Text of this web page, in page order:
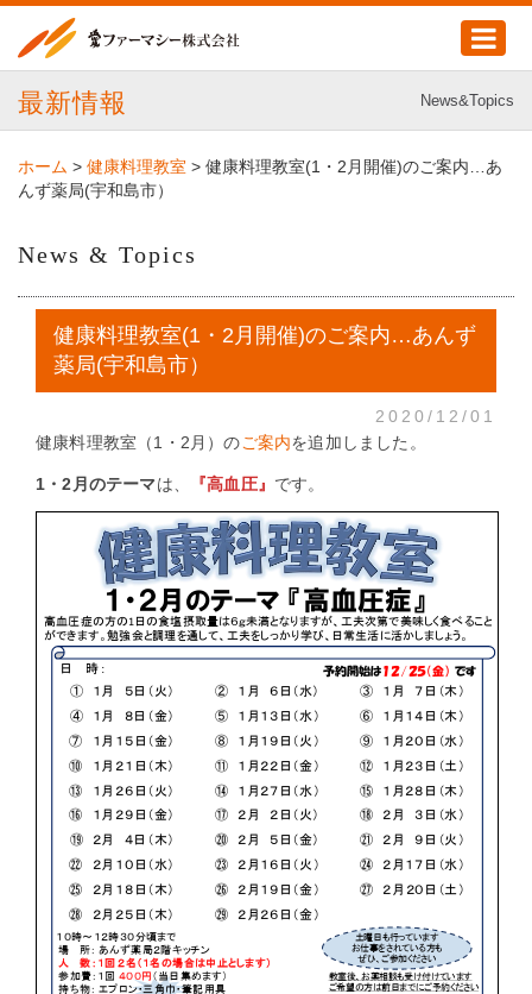
最新情報 News&Topics
ホーム > 健康料理教室 > 健康料理教室(1・2月開催)のご案内…あ
んず薬局(宇和島市）
News & Topics
健康料理教室(1・2月開催)のご案内…あんず
薬局(宇和島市）
2020/12/01
健康料理教室（1・2月）のご案内を追加しました。
1・2月のテーマは、 『高血圧』 です。